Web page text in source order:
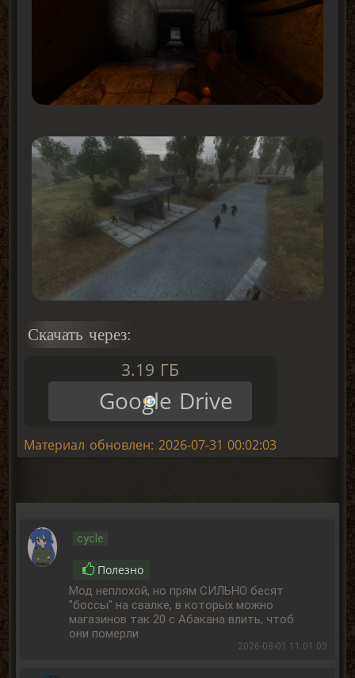
Скачать через:
3.19 ГБ
Google Drive
Материал обновлен: 2026-07-31 00:02:03
cycle
Полезно
Мод неплохой, но прям СИЛЬНО бесят
"боссы" на свалке, в которых можно
магазинов так 20 с Абакана влить, чтоб
они померли
2026-08-01 11:01:03